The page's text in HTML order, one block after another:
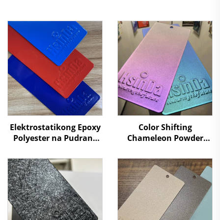
Elektrostatikong Epoxy
Polyester na Pudrang
Proteksyon ng Metal na
Ibabang Pinta
Tagatustos ng Kulay
RAL/PANTONE
Color Shifting
Chameleon Powder
Metallic Textures
Illusion Powder Paint